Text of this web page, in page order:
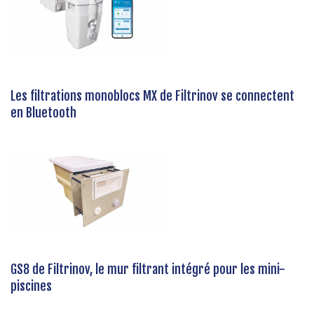
Les filtrations monoblocs MX de Filtrinov se connectent
en Bluetooth
GS8 de Filtrinov, le mur filtrant intégré pour les mini-
piscines